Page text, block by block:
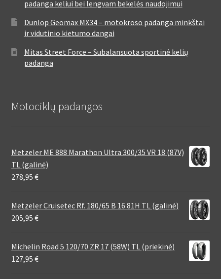
padanga keliui bei lengvam bekelės naudojimui
Dunlop Geomax MX34 – motokroso padanga minkštai
ir vidutinio kietumo dangai
Mitas Street Force – Subalansuota sportinė kelių
padanga
Motociklų padangos
Metzeler ME 888 Marathon Ultra 300/35 VR 18 (87V)
TL (galinė)
278,95 €
Metzeler Cruisetec Rf. 180/65 B 16 81H TL (galinė)
205,95 €
Michelin Road 5 120/70 ZR 17 (58W) TL (priekinė)
127,95 €